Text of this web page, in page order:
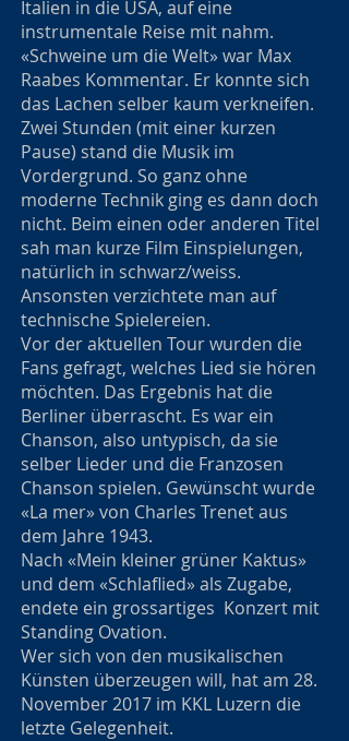
Italien in die USA, auf eine
instrumentale Reise mit nahm.
«Schweine um die Welt» war Max
Raabes Kommentar. Er konnte sich
das Lachen selber kaum verkneifen.
Zwei Stunden (mit einer kurzen
Pause) stand die Musik im
Vordergrund. So ganz ohne
moderne Technik ging es dann doch
nicht. Beim einen oder anderen Titel
sah man kurze Film Einspielungen,
natürlich in schwarz/weiss.
Ansonsten verzichtete man auf
technische Spielereien.
Vor der aktuellen Tour wurden die
Fans gefragt, welches Lied sie hören
möchten. Das Ergebnis hat die
Berliner überrascht. Es war ein
Chanson, also untypisch, da sie
selber Lieder und die Franzosen
Chanson spielen. Gewünscht wurde
«La mer» von Charles Trenet aus
dem Jahre 1943.
Nach «Mein kleiner grüner Kaktus»
und dem «Schlaflied» als Zugabe,
endete ein grossartiges Konzert mit
Standing Ovation.
Wer sich von den musikalischen
Künsten überzeugen will, hat am 28.
November 2017 im KKL Luzern die
letzte Gelegenheit.